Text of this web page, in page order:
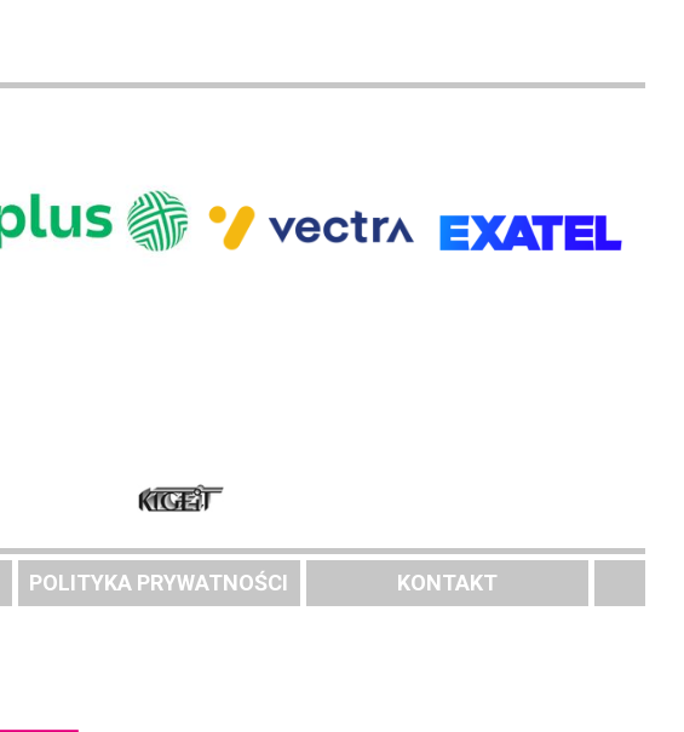
POLITYKA PRYWATNOŚCI KONTAKT